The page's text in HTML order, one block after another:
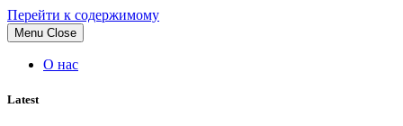
Перейти к содержимому
Menu Close
О нас
Latest